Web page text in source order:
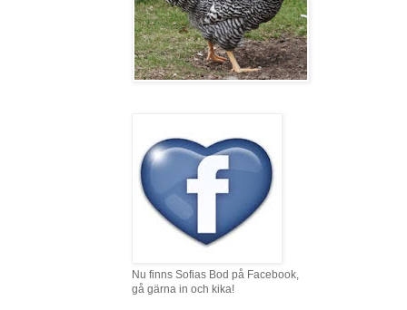
Nu finns Sofias Bod på Facebook,
gå gärna in och kika!